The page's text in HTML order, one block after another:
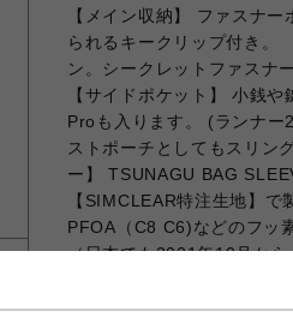
【メイン収納】 ファスナ
られるキークリップ付き。
ン。シークレットファスナ
【サイドポケット】 小銭
Proも入ります。 (ランナー
ストポーチとしてもスリン
ー】 TSUNAGU BAG
【SIMCLEAR特注生地】
PFOA（C8 C6)などのフッ
（日本でも2021年10月から
ツナグバッグランナーはウ
うにショルダーベルトを長